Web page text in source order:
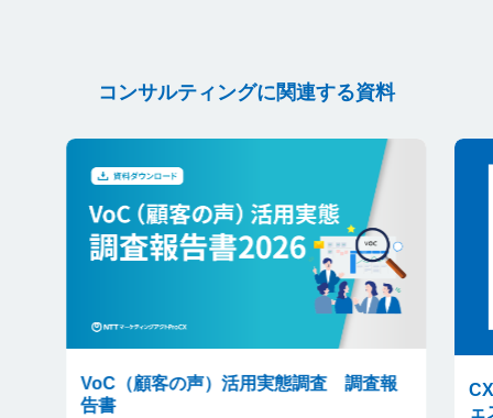
コンサルティングに関連する資料
VoC（顧客の声）活用実態調査 調査報
告書
ェ